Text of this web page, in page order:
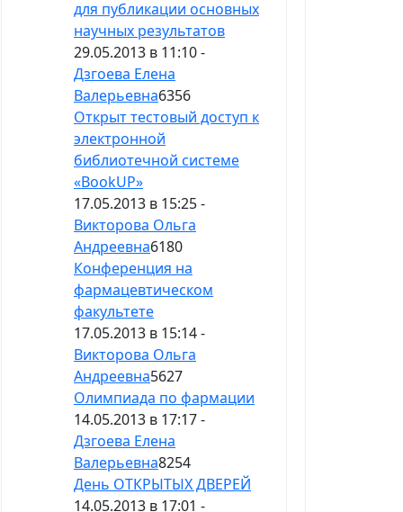
для публикации основных
научных результатов
29.05.2013 в 11:10 -
Дзгоева Елена
Валерьевна6356
Открыт тестовый доступ к
электронной
библиотечной системе
«BookUP»
17.05.2013 в 15:25 -
Викторова Ольга
Андреевна6180
Конференция на
фармацевтическом
факультете
17.05.2013 в 15:14 -
Викторова Ольга
Андреевна5627
Олимпиада по фармации
14.05.2013 в 17:17 -
Дзгоева Елена
Валерьевна8254
День ОТКРЫТЫХ ДВЕРЕЙ
14.05.2013 в 17:01 -